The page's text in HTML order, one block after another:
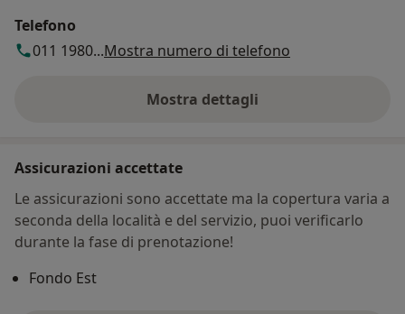
Telefono
011 1980...Mostra numero di telefono
Mostra dettagli
sull'indirizzo
Assicurazioni accettate
Le assicurazioni sono accettate ma la copertura varia a
seconda della località e del servizio, puoi verificarlo
durante la fase di prenotazione!
Fondo Est